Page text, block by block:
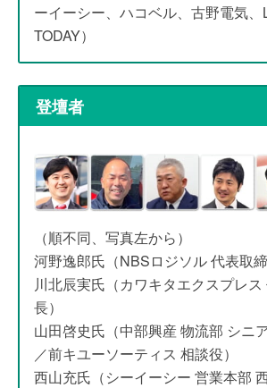
ーイーシー、ハコベル、古野電気、
TODAY）
登壇者
（順不同、写真左から）
河野逸郎氏（NBSロジソル 代表取締
川北辰実氏（カワキタエクスプレ
長）
山田啓史氏（中部興産 物流部 シニ
／前キユーソーティス 相談役）
西山充氏（シーイーシー 営業本部